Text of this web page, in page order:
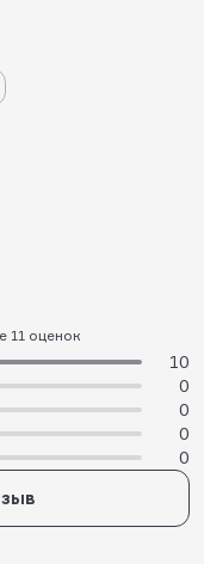
11 оценок
10
0
0
0
0